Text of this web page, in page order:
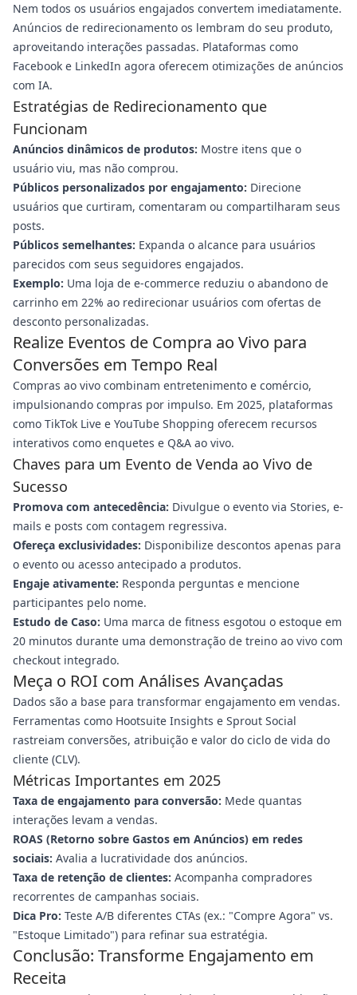
Nem todos os usuários engajados convertem imediatamente.
Anúncios de redirecionamento os lembram do seu produto,
aproveitando interações passadas. Plataformas como
Facebook e LinkedIn agora oferecem otimizações de anúncios
com IA.
Estratégias de Redirecionamento que
Funcionam
Anúncios dinâmicos de produtos: Mostre itens que o
usuário viu, mas não comprou.
Públicos personalizados por engajamento: Direcione
usuários que curtiram, comentaram ou compartilharam seus
posts.
Públicos semelhantes: Expanda o alcance para usuários
parecidos com seus seguidores engajados.
Exemplo: Uma loja de e-commerce reduziu o abandono de
carrinho em 22% ao redirecionar usuários com ofertas de
desconto personalizadas.
Realize Eventos de Compra ao Vivo para
Conversões em Tempo Real
Compras ao vivo combinam entretenimento e comércio,
impulsionando compras por impulso. Em 2025, plataformas
como TikTok Live e YouTube Shopping oferecem recursos
interativos como enquetes e Q&A ao vivo.
Chaves para um Evento de Venda ao Vivo de
Sucesso
Promova com antecedência: Divulgue o evento via Stories, e-
mails e posts com contagem regressiva.
Ofereça exclusividades: Disponibilize descontos apenas para
o evento ou acesso antecipado a produtos.
Engaje ativamente: Responda perguntas e mencione
participantes pelo nome.
Estudo de Caso: Uma marca de fitness esgotou o estoque em
20 minutos durante uma demonstração de treino ao vivo com
checkout integrado.
Meça o ROI com Análises Avançadas
Dados são a base para transformar engajamento em vendas.
Ferramentas como Hootsuite Insights e Sprout Social
rastreiam conversões, atribuição e valor do ciclo de vida do
cliente (CLV).
Métricas Importantes em 2025
Taxa de engajamento para conversão: Mede quantas
interações levam a vendas.
ROAS (Retorno sobre Gastos em Anúncios) em redes
sociais: Avalia a lucratividade dos anúncios.
Taxa de retenção de clientes: Acompanha compradores
recorrentes de campanhas sociais.
Dica Pro: Teste A/B diferentes CTAs (ex.: "Compre Agora" vs.
"Estoque Limitado") para refinar sua estratégia.
Conclusão: Transforme Engajamento em
Receita